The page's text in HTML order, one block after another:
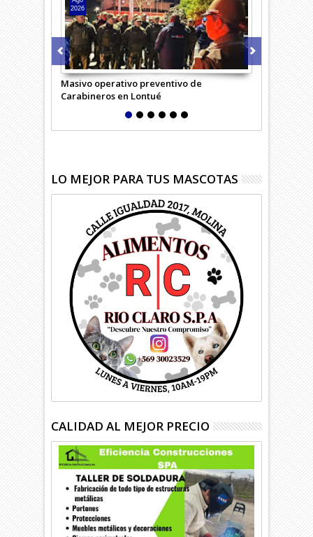
Masivo operativo preventivo de
Carabineros en Lontué
2026
LO MEJOR PARA TUS MASCOTAS
CALIDAD AL MEJOR PRECIO